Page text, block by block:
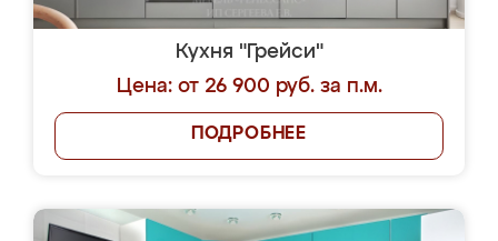
Кухня "Грейси"
Цена: от 26 900 руб. за п.м.
ПОДРОБНЕЕ